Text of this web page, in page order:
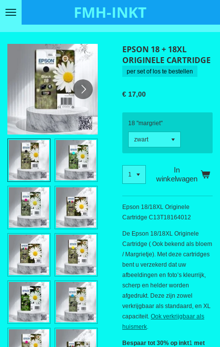
Ga
hoofdinhoud
FMH-INKT
EPSON 18 + 18XL
ORIGINELE CARTRIDGE
per set of los te bestellen
€ 17,00
18 "margriet"
In
winkelwagen
Epson 18/18XL Originele
Cartridge C13T18164012
De Epson 18/18XL Originele
Cartridge ( Ook bekend als bloem
/ Margrietje). Met deze cartridges
bent u verzekerd dat uw
afbeeldingen en foto’s kleurrijk,
scherp en helder worden
afgedrukt. Deze zijn zowel
verkrijgbaar als standaard, en XL
capaciteit. Ook verkrijgbaar als
huismerk
Bespaar tot 30% op inkt1 met